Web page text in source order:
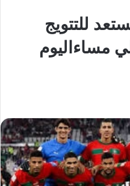
للتتويج
مساءاليوم